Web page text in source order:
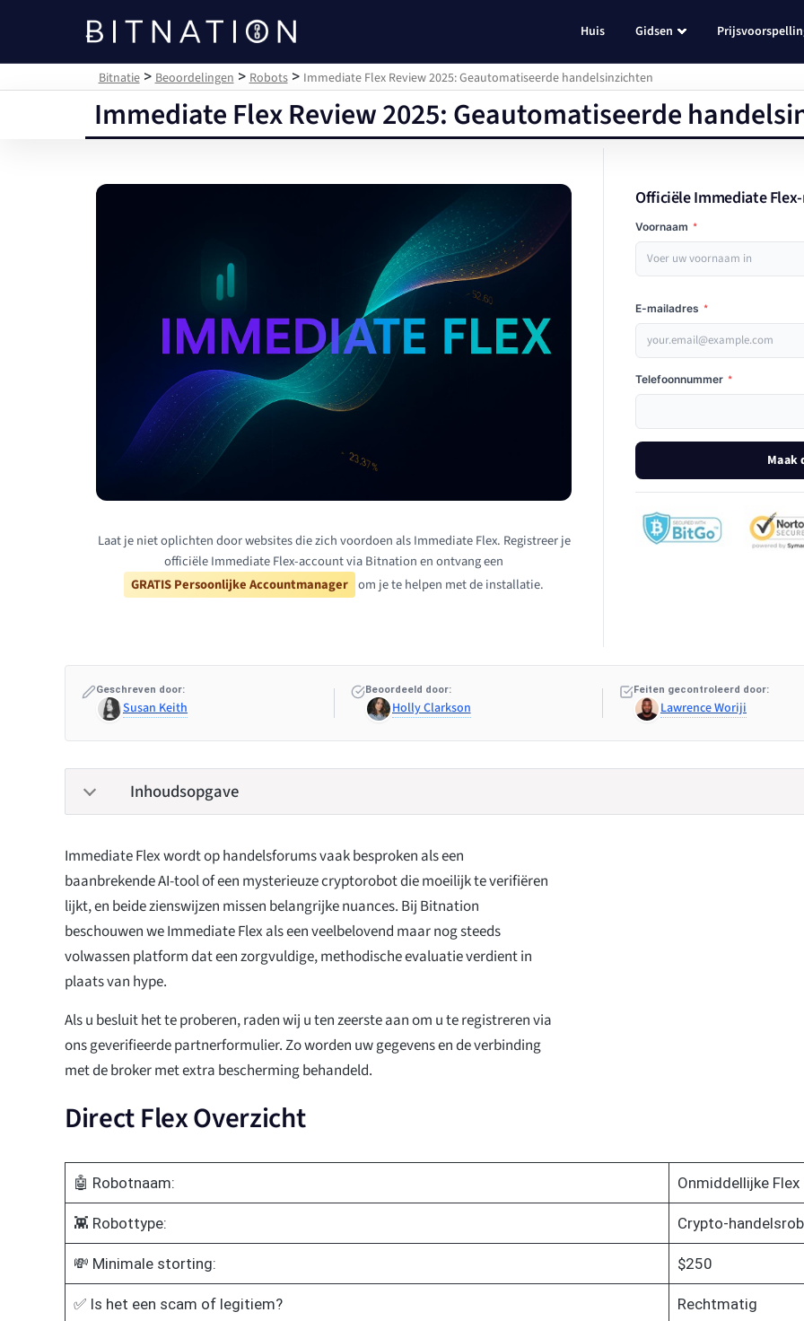
Bitnatie
Huis Gidsen
Bitnatie>Beoordelingen >Robots> Immediate Flex Review 2025: Geautomatiseerde handelsinzichten
Immediate Flex Review 2025: Geautomatiseerde
Laat je niet oplichten door websites die zich voordoen als Immediate Flex. Registreer je
officiële Immediate Flex-account via Bitnation en ontvang een
GRATIS Persoonlijke Accountmanager om je te helpen met de installatie.
Officiële Immediate
Voornaam *
E-mailadres *
Telefoonnummer *
Maak
Geschreven door:
Susan Keith
Beoordeeld door:
Holly Clarkson
Feiten gecontroleerd door:
Lawrence Woriji
Inhoudsopgave
Immediate Flex wordt op handelsforums vaak besproken als een
baanbrekende AI-tool of een mysterieuze cryptorobot die moeilijk te verifiëren
lijkt, en beide zienswijzen missen belangrijke nuances. Bij Bitnation
beschouwen we Immediate Flex als een veelbelovend maar nog steeds
volwassen platform dat een zorgvuldige, methodische evaluatie verdient in
plaats van hype.
Als u besluit het te proberen, raden wij u ten zeerste aan om u te registreren via
ons geverifieerde partnerformulier. Zo worden uw gegevens en de verbinding
met de broker met extra bescherming behandeld.
Direct Flex Overzicht
🤖 Robotnaam: Onmiddellijke Flex
👾 Robottype: Crypto-
💸 Minimale storting: $250
✅ Is het een scam of legitiem? Rechtmatig